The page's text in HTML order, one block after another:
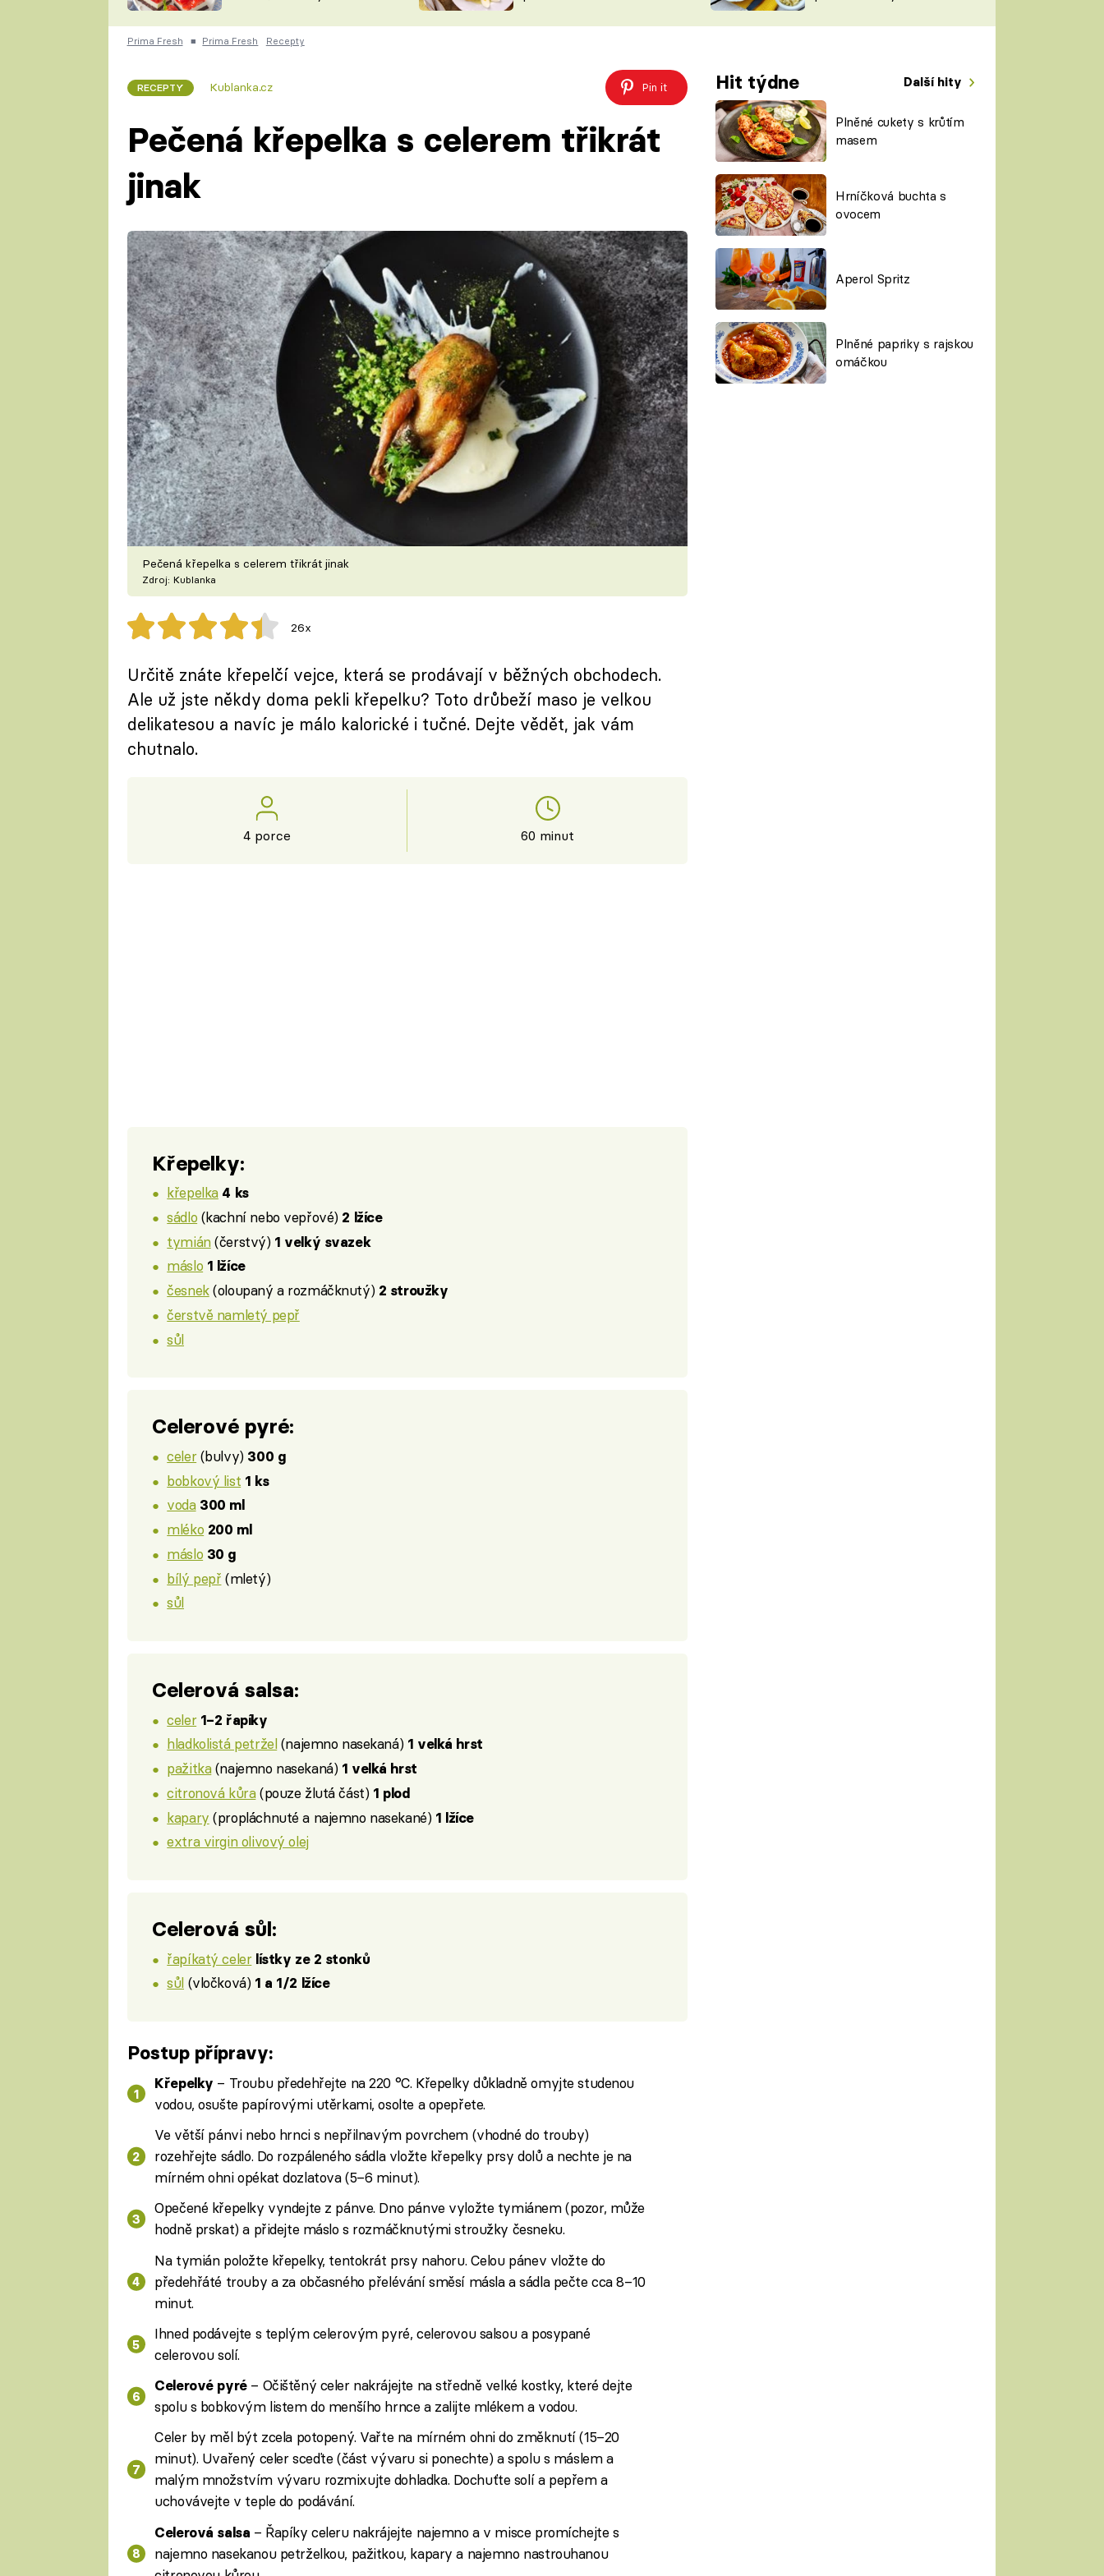
ČESKO NA TALÍŘI
KUCHAŘKA
VYCHYTÁVKY
ŠÉFREDAKTORKY
ČASOPIS
Prima Fresh ■ Prima Fresh Recepty
RECEPTY Kublanka.cz Pin it Hit týdne Další hity
Plněné cukety s krůtím
masem
Hrníčková buchta s
ovocem
Aperol Spritz
Plněné papriky s rajskou
omáčkou
Pečená křepelka s celerem třikrát
jinak
Pečená křepelka s celerem třikrát jinak
Zdroj: Kublanka
26x
Určitě znáte křepelčí vejce, která se prodávají v běžných obchodech.
Ale už jste někdy doma pekli křepelku? Toto drůbeží maso je velkou
delikatesou a navíc je málo kalorické i tučné. Dejte vědět, jak vám
chutnalo.
4 porce 60 minut
Křepelky:
křepelka 4 ks
sádlo (kachní nebo vepřové) 2 lžíce
tymián(čerstvý) 1 velký svazek
máslo 1 lžíce
česnek(oloupaný a rozmáčknutý) 2 stroužky
čerstvě namletý pepř
sůl
Celerové pyré:
celer(bulvy) 300 g
bobkový list 1 ks
voda 300 ml
mléko 200 ml
máslo 30 g
bílý pepř (mletý)
sůl
Celerová salsa:
celer 1–2 řapíky
hladkolistá petržel(najemno nasekaná) 1 velká hrst
pažitka(najemno nasekaná) 1 velká hrst
citronová kůra(pouze žlutá část) 1 plod
kapary (propláchnuté a najemno nasekané) 1 lžíce
extra virgin olivový olej
Celerová sůl:
řapíkatý celer lístky ze 2 stonků
sůl(vločková) 1 a 1/2 lžíce
Postup přípravy:
Křepelky – Troubu předehřejte na 220 °C. Křepelky důkladně omyjte studenou
vodou, osušte papírovými utěrkami, osolte a opepřete.
Ve větší pánvi nebo hrnci s nepřilnavým povrchem (vhodné do trouby)
rozehřejte sádlo. Do rozpáleného sádla vložte křepelky prsy dolů a nechte je na
mírném ohni opékat dozlatova (5–6 minut).
Opečené křepelky vyndejte z pánve. Dno pánve vyložte tymiánem (pozor, může
hodně prskat) a přidejte máslo s rozmáčknutými stroužky česneku.
Na tymián položte křepelky, tentokrát prsy nahoru. Celou pánev vložte do
předehřáté trouby a za občasného přelévání směsí másla a sádla pečte cca 8–10
minut.
Ihned podávejte s teplým celerovým pyré, celerovou salsou a posypané
celerovou solí.
Celerové pyré– Očištěný celer nakrájejte na středně velké kostky, které dejte
spolu s bobkovým listem do menšího hrnce a zalijte mlékem a vodou.
Celer by měl být zcela potopený. Vařte na mírném ohni do změknutí (15–20
minut). Uvařený celer sceďte (část vývaru si ponechte) a spolu s máslem a
malým množstvím vývaru rozmixujte dohladka. Dochuťte solí a pepřem a
uchovávejte v teple do podávání.
Celerová salsa – Řapíky celeru nakrájejte najemno a v misce promíchejte s
najemno nasekanou petrželkou, pažitkou, kapary a najemno nastrouhanou